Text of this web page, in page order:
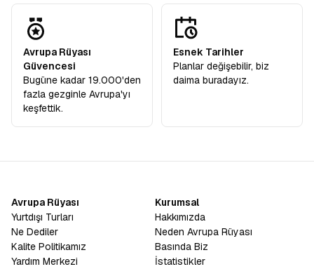
Avrupa Rüyası
Güvencesi
Bugüne kadar 19.000'den
fazla gezginle Avrupa'yı
keşfettik.
Esnek Tarihler
Planlar değişebilir, biz
daima buradayız.
Avrupa Rüyası
Yurtdışı Turları
Ne Dediler
Kalite Politikamız
Yardım Merkezi
Kurumsal
Hakkımızda
Neden Avrupa Rüyası
Basında Biz
İstatistikler